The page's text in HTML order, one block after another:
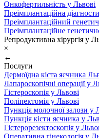
Онкофертильність у Львові
Преімплантаційна
Преімплантаційний
Преімплантаційне
Репродуктивна хірургія у
×
←
Послуги
Дермоїдна кіста яєчника
Лапароскопічні операції у
Гістероскопія у Львові
Поліпектомія у Львові
Пункція молочної залози у
Пункція кісти яєчника у
Гістерорезектоскопія у
Оперативна гінекологія у